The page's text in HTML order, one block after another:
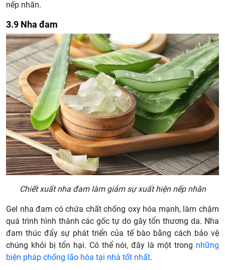
nếp nhăn.
3.9 Nha đam
Chiết xuất nha đam làm giảm sự xuất hiện nếp nhăn
Gel nha đam có chứa chất chống oxy hóa mạnh, làm chậm
quá trình hình thành các gốc tự do gây tổn thương da. Nha
đam thúc đẩy sự phát triển của tế bào bằng cách bảo vệ
chúng khỏi bị tổn hại. Có thể nói, đây là một trong những
biện pháp chống lão hóa tại nhà tốt nhất.